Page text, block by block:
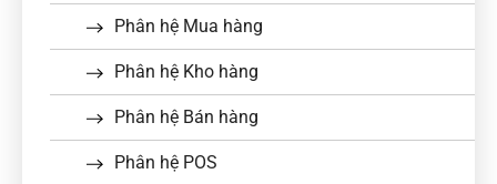
Phân hệ Mua hàng
Phân hệ Kho hàng
Phân hệ Bán hàng
Phân hệ POS